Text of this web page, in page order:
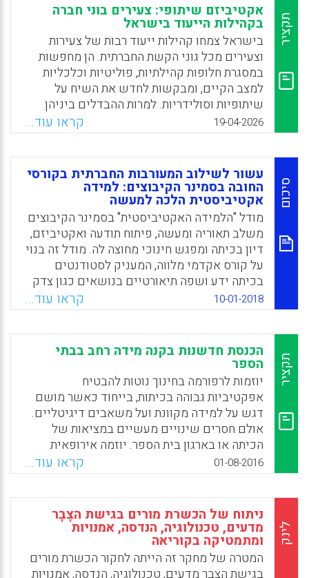
תקציר
אקטיביזם שיתופי: צעירים בוני חברה
בקהילות הייעוד בישראל
בישראל צמחו קהילות ייעוד רבות של צעירות
וצעירים מכל גוני הקשת החברתית. הן מחפשות
במסגרת חלופות קהילתיות, פוליטיות וכלכליות
למצב הקיים, ומבקשות לחדש את השיח על
שיתופיות וסולידריות. למרות ההבדלים ביניהן
באורחות החיים, במטרות ובאופני הפעילות, לכולן
חזון משותף – מחויבות עמוקה למשימתיות
חברתית ולשינוי חברתי.
WhatsApp
Facebook
Email
X
19-04-2026 קראו עוד...
סיכום
עשור לשילוב המעורבות החברתית בקורסי
החובה בסמינר הקיבוצים: למידה
אקטיביסטית הלכה למעשה
מודל "הלמידה האקטיביסטית" בסמינר הקיבוצים
משלב תאוריה ומעשה, פיתוח תודעה ואקטיביזם,
דיון בכיתה ומפגש חינוכי מחוצה לה. מודל זה בנוי
על קורס אקדמי מלווה, המעניק לסטודנטים
בכיתה ידע ושפה תיאורטיים בנושאים כגון צדק
חברתי, הפרטה, רב-תרבותיות, מגדר, קיימות, נוער
בסיכון, הדרה ועוד. חלק מהקורס בנוי כסדנה שבה
הסטודנטים מביאים תיאורי מקרה, דילמות
חינוכיות ומידע על הארגונים שהם פועלים בהם
ותפקיד המרצה-מנחה הוא להרכיב את המשקפיים
התיאורטיים על המעשה החינוכי.
WhatsApp
Facebook
Email
X
10-01-2018 קראו עוד...
תקציר
הכנסת חדשנות בקנה מידה רחב בבתי
הספר
יוזמות לרפורמה בחינוך נוטות להבטיח
אפקטיביות גבוהה בכיתות, בייחוד כאשר מושם
דגש על למידה מקוונת ועל משאבים דיגיטליים.
אולם חסרים שינויים מעשיים במציאות של
הכיתה או בארגון בית הספר. יוזמה אירופאית
מרכזית שכותרתה "מרחב הגילוי הפתוח" (Open
Discovery Space – ODS) בחנה את האתגר של
הפיכת החינוך הבית-ספרי למודרני באמצעות
יישום בקנה מידה גדול של מתודולוגיה פתוחה
לשימוש בחדשנות מבוססת-טכנולוגיה. המאמר
מתאר את תכנית החדשנות הזו שכללה בתי ספר
ומורים מכל רחבי אירופה, שילבה למידה מוגברת
טכנולוגיה בסביבות בית-ספריות רחבות יותר
01-08-2016 קראו עוד...
לינק
ניתוח של הכשרת מורים בגישת הצֶבֶר
מדעים, טכנולוגיה, הנדסה, אמנויות
ומתמטיקה בקוריאה
המטרה של מחקר זה הייתה לחקור הכשרת מורים